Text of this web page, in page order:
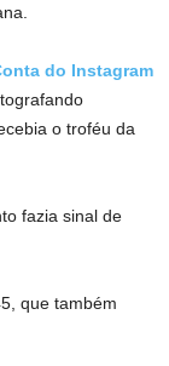
do Instagram
o troféu da
fazia sinal de
que também